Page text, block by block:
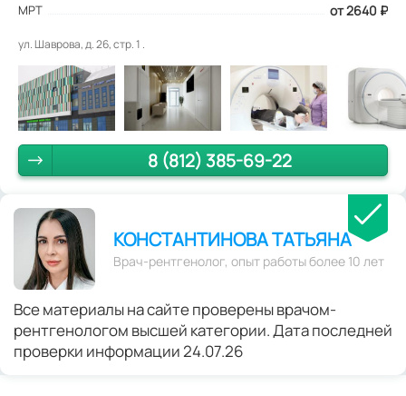
МРТ от 2640 ₽
ул. Шаврова, д. 26, стр. 1 .
8 (812) 385-69-22
КОНСТАНТИНОВА ТАТЬЯНА
Врач-рентгенолог, опыт работы более 10 лет
Все материалы на сайте проверены врачом-
рентгенологом высшей категории. Дата последней
проверки информации 24.07.26